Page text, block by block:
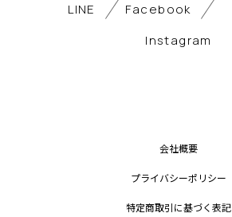
LINE Facebook
Instagram
会社概要
プライバシーポリシー
特定商取引に基づく表記